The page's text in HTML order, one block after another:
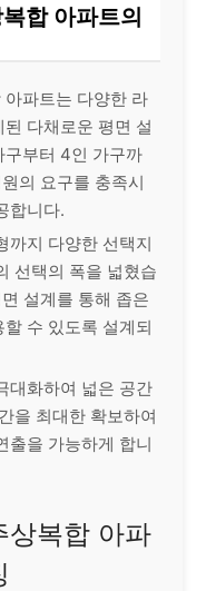
합 아파트의
파트는 다양한 라
다채로운 평면 설
구부터 4인 가구까
의 요구를 충족시
합니다.
까지 다양한 선택지
선택의 폭을 넓혔습
설계를 통해 좁은
수 있도록 설계되
대화하여 넓은 공간
을 최대한 확보하여
출을 가능하게 합니
상복합 아파